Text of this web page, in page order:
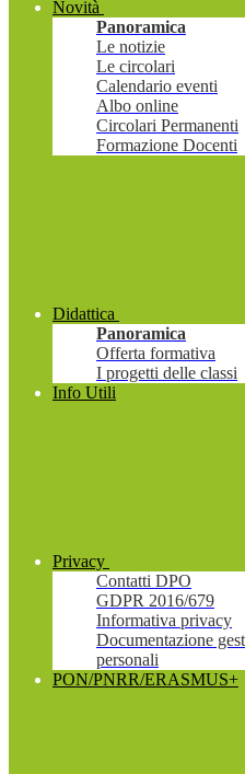
Novità
Panoramica
Le notizie
Le circolari
Calendario eventi
Albo online
Circolari Permanenti
Formazione Docenti
Didattica
Panoramica
Offerta formativa
I progetti delle classi
Info Utili
Privacy
Contatti DPO
GDPR 2016/679
Informativa privacy
Documentazione
personali
PON/PNRR/ERASMUS+